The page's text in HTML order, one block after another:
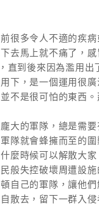
很多令人不適的疾
去馬上就不痛了，
直到後來因為濫用
下，是一個運用很
不是很可怕的東西
大的軍隊，總是需要
隊就會蜂擁而至的
麼時候可以解散大
般失控破壞周遭設
自己的軍隊，讓他
散去，留下一群入